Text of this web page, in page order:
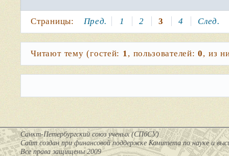
Страницы: Пред. 1 2 3 4 След.
Читают тему (гостей: 1, пользователей:0, из
Санкт-Петербургский союз ученых (СПбСУ)
Cайт создан при финансовой поддержке Комитета по науке и
Все права защищены 2009